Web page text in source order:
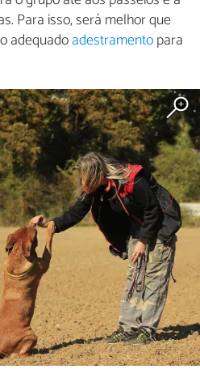
Para isso, será melhor que
adequadoadestramentopara